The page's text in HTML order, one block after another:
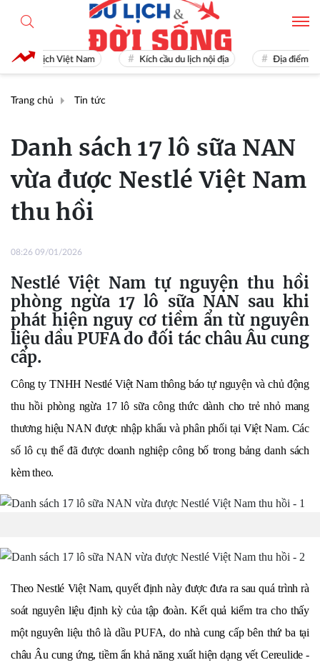
Du lịch Việt Nam Kích cầu du lịch nội địa Địa điểm du
Trang chủ Tin tức
Danh sách 17 lô sữa NAN
vừa được Nestlé Việt Nam
thu hồi
08:26 09/01/2026
Nestlé Việt Nam tự nguyện thu hồi
phòng ngừa 17 lô sữa NAN sau khi
phát hiện nguy cơ tiềm ẩn từ nguyên
liệu dầu PUFA do đối tác châu Âu cung
cấp.
Công ty TNHH Nestlé Việt Nam thông báo tự nguyện và chủ động
thu hồi phòng ngừa 17 lô sữa công thức dành cho trẻ nhỏ mang
thương hiệu NAN được nhập khẩu và phân phối tại Việt Nam. Các
số lô cụ thể đã được doanh nghiệp công bố trong bảng danh sách
kèm theo.
Theo Nestlé Việt Nam, quyết định này được đưa ra sau quá trình rà
soát nguyên liệu định kỳ của tập đoàn. Kết quả kiểm tra cho thấy
một nguyên liệu thô là dầu PUFA, do nhà cung cấp bên thứ ba tại
châu Âu cung ứng, tiềm ẩn khả năng xuất hiện dạng vết Cereulide -